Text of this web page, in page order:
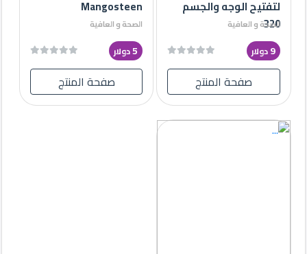
لتفتيح الوجه والجسم
320
الصحة و العافية
9دولار
صفحة المنتج
Mangosteen
الصحة و العافية
5دولار
صفحة المنتج